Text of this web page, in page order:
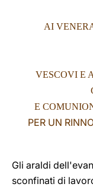
AI
VESCOVI E
E
PER UN
Gli araldi
sconfinati di